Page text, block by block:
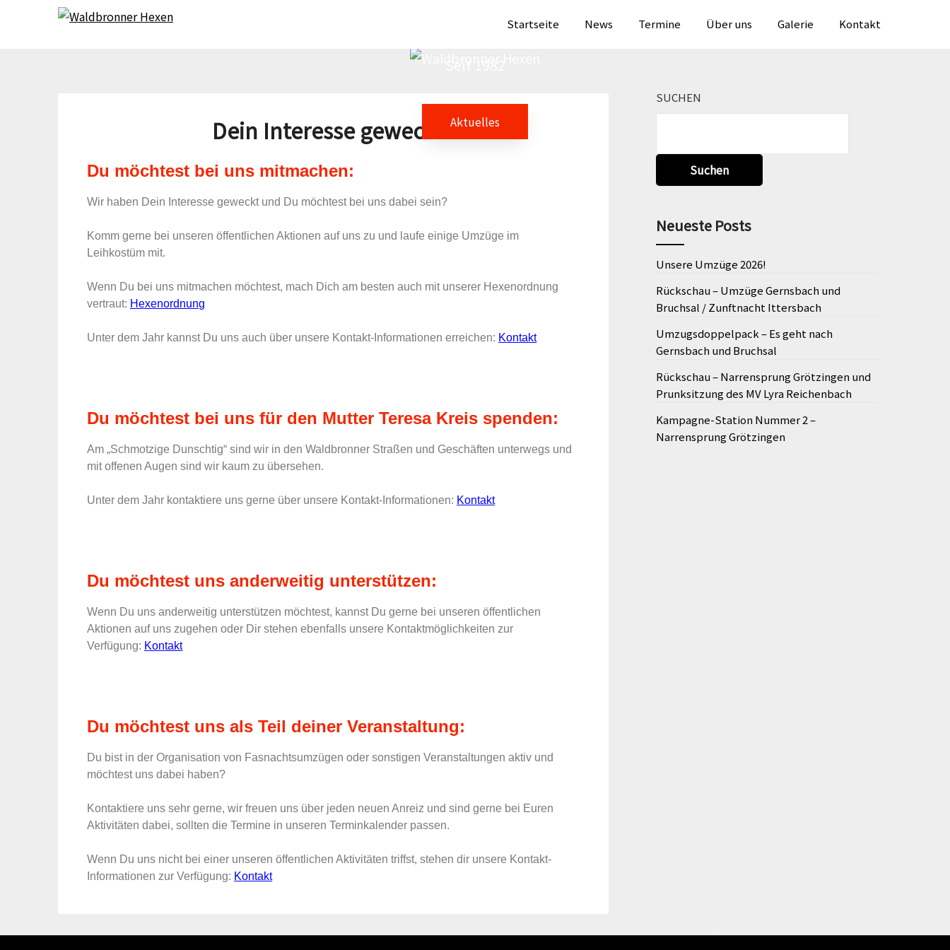
Startseite News Termine Über uns Galerie Kontakt
Aktuelles
Dein Interesse geweckt?
Du möchtest bei uns mitmachen:
Wir haben Dein Interesse geweckt und Du möchtest bei uns dabei sein?
Komm gerne bei unseren öffentlichen Aktionen auf uns zu und laufe einige Umzüge im
Leihkostüm mit.
Wenn Du bei uns mitmachen möchtest, mach Dich am besten auch mit unserer Hexenordnung
vertraut: Hexenordnung
Unter dem Jahr kannst Du uns auch über unsere Kontakt-Informationen erreichen: Kontakt
Du möchtest bei uns für den Mutter Teresa Kreis spenden:
Am „Schmotzige Dunschtig“ sind wir in den Waldbronner Straßen und Geschäften unterwegs und
mit offenen Augen sind wir kaum zu übersehen.
Unter dem Jahr kontaktiere uns gerne über unsere Kontakt-Informationen: Kontakt
Du möchtest uns anderweitig unterstützen:
Wenn Du uns anderweitig unterstützen möchtest, kannst Du gerne bei unseren öffentlichen
Aktionen auf uns zugehen oder Dir stehen ebenfalls unsere Kontaktmöglichkeiten zur
Verfügung: Kontakt
Du möchtest uns als Teil deiner Veranstaltung:
Du bist in der Organisation von Fasnachtsumzügen oder sonstigen Veranstaltungen aktiv und
möchtest uns dabei haben?
Kontaktiere uns sehr gerne, wir freuen uns über jeden neuen Anreiz und sind gerne bei Euren
Aktivitäten dabei, sollten die Termine in unseren Terminkalender passen.
Wenn Du uns nicht bei einer unseren öffentlichen Aktivitäten triffst, stehen dir unsere Kontakt-
Informationen zur Verfügung: Kontakt
SUCHEN
Suchen
Neueste Posts
Unsere Umzüge 2026!
Rückschau – Umzüge Gernsbach und
Bruchsal / Zunftnacht Ittersbach
Umzugsdoppelpack – Es geht nach
Gernsbach und Bruchsal
Rückschau – Narrensprung Grötzingen und
Prunksitzung des MV Lyra Reichenbach
Kampagne-Station Nummer 2 –
Narrensprung Grötzingen